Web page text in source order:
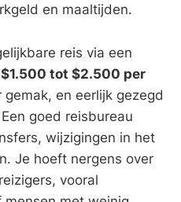
en maaltijden.
reis via een
$1.500 tot $2.500 per
en eerlijk gezegd
goed reisbureau
wijzigingen in het
Je hoeft nergens over
vooral